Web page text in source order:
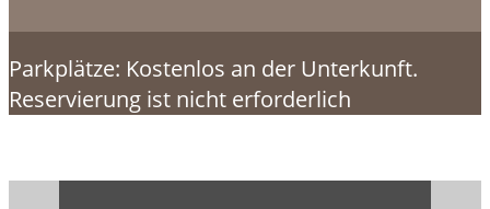
Parkplätze: Kostenlos an der Unterkunft.
Reservierung ist nicht erforderlich